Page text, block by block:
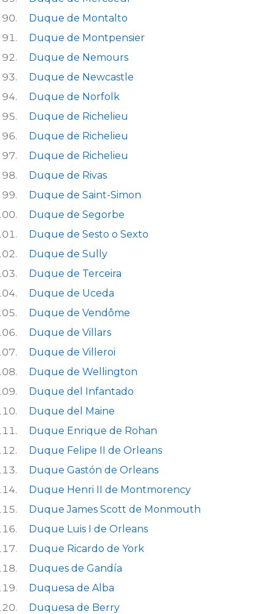
Duque de Montalto
Duque de Montpensier
Duque de Nemours
Duque de Newcastle
Duque de Norfolk
Duque de Richelieu
Duque de Richelieu
Duque de Richelieu
Duque de Rivas
Duque de Saint-Simon
Duque de Segorbe
Duque de Sesto o Sexto
Duque de Sully
Duque de Terceira
Duque de Uceda
Duque de Vendôme
Duque de Villars
Duque de Villeroi
Duque de Wellington
Duque del Infantado
Duque del Maine
Duque Enrique de Rohan
Duque Felipe II de Orleans
Duque Gastón de Orleans
Duque Henri II de Montmorency
Duque James Scott de Monmouth
Duque Luis I de Orleans
Duque Ricardo de York
Duques de Gandía
Duquesa de Alba
Duquesa de Berry